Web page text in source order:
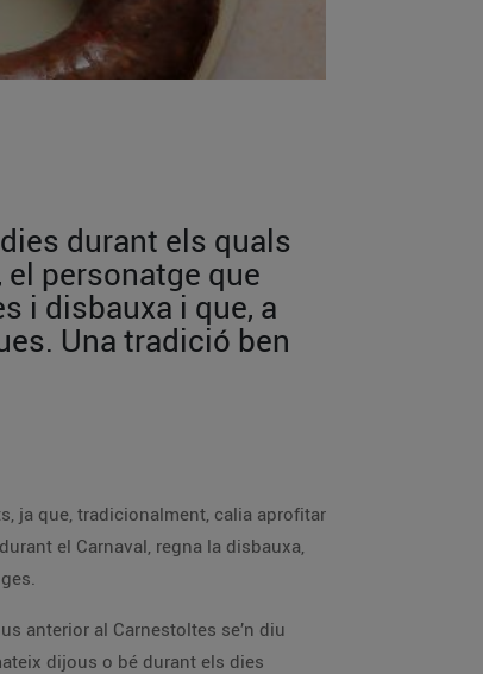
durant els quals
el personatge que
i disbauxa i que, a
Una tradició ben
ja que, tradicionalment, calia aprofitar
el Carnaval, regna la disbauxa,
anterior al Carnestoltes se’n diu
dijous o bé durant els dies